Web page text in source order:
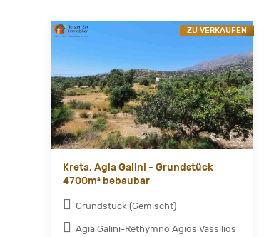
Kreta, Agia Galini - Grundstück
4700m² bebaubar
Grundstück (Gemischt)
Agia Galini-Rethymno Agios Vassilios
ZU VERKAUFEN